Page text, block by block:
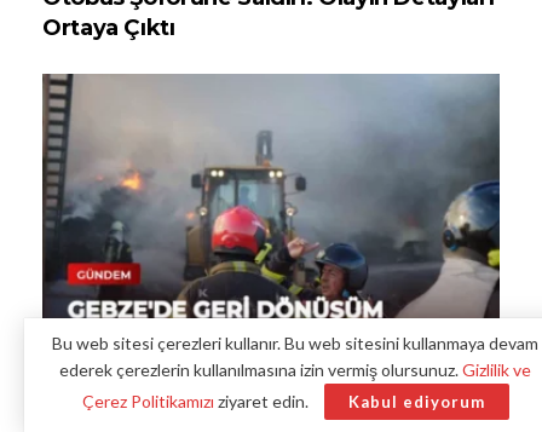
Ortaya Çıktı
GÜNDEM
Bu web sitesi çerezleri kullanır. Bu web sitesini kullanmaya devam
ederek çerezlerin kullanılmasına izin vermiş olursunuz.Gizlilik ve
Çerez Politikamızı ziyaret edin. Kabul ediyorum